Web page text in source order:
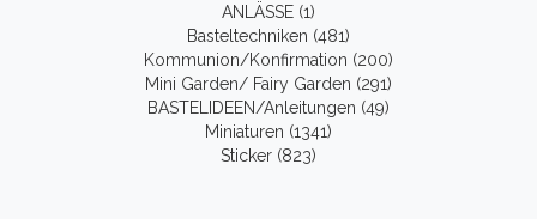
ANLÄSSE (1)
Basteltechniken (481)
Kommunion/Konfirmation (200)
Mini Garden/ Fairy Garden (291)
BASTELIDEEN/Anleitungen (49)
Miniaturen (1341)
Sticker (823)